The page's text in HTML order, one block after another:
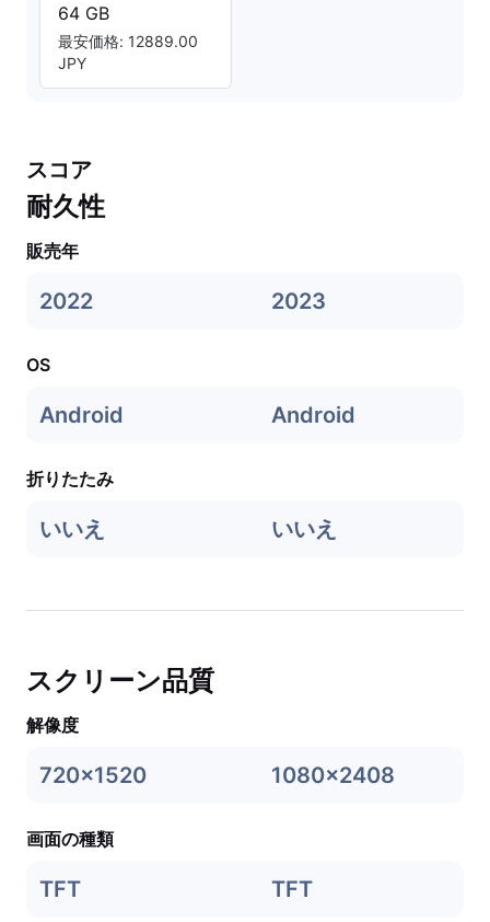
64 GB
最安価格: 12889.00
JPY
スコア
耐久性
販売年
2022 2023
OS
Android Android
折りたたみ
いいえ いいえ
スクリーン品質
解像度
720x1520 1080x2408
画面の種類
TFT TFT